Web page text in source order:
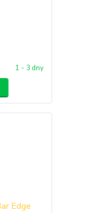
1 - 3 dny